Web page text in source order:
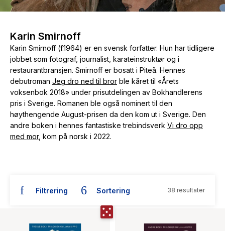
The Housemaid
Karin Smirnoff
Karin Smirnoff (f.1964) er en svensk forfatter. Hun har tidligere
jobbet som fotograf, journalist, karateinstruktør og i
restaurantbransjen. Smirnoff er bosatt i Piteå. Hennes
debutroman Jeg dro ned til bror ble kåret til «Årets
voksenbok 2018» under prisutdelingen av Bokhandlerens
pris i Sverige. Romanen ble også nominert til den
høythengende August-prisen da den kom ut i Sverige. Den
andre boken i hennes fantastiske trebindsverk Vi dro opp
med mor, kom på norsk i 2022.
Filtrering Sortering 38 resultater